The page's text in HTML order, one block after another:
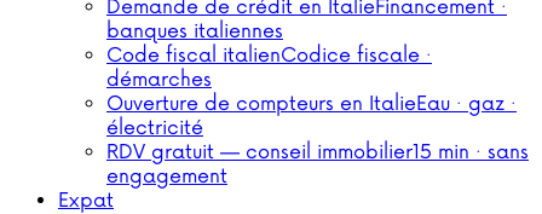
Demande de crédit en ItalieFinancement ·
banques italiennes
Code fiscal italienCodice fiscale ·
démarches
Ouverture de compteurs en ItalieEau · gaz ·
électricité
RDV gratuit — conseil immobilier15 min · sans
engagement
Expat